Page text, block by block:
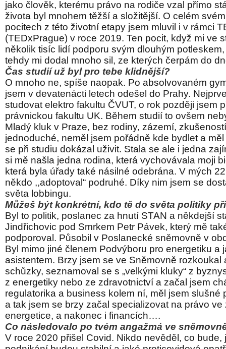
jako člověk, kterému právo na rodiče vzal přímo
života byl mnohem těžší a složitější. O celém
pocitech z této životní etapy jsem mluvil i v rámci
(TEDxPrague) v roce 2019. Ten pocit, když mi ve
několik tisíc lidí podporu svým dlouhým
tehdy mi dodal mnoho sil, ze kterých čerpám do
Čas studií už byl pro tebe klidnější?
O mnoho ne, spíše naopak. Po absolvovaném
jsem v devatenácti letech odešel do Prahy.
studovat elektro fakultu ČVUT, o rok později jsem
právnickou fakultu UK. Během studií to ovšem
Mladý kluk v Praze, bez rodiny, zázemí,
jednoduché, neměl jsem pořádně kde bydlet a
se při studiu dokázal uživit. Stala se ale i jedna
si mě našla jedna rodina, která vychovávala moji
která byla úřady také násilné odebrána. V mých
někdo ,,adoptoval“ podruhé. Díky nim jsem se
světa lobbingu.
Můžeš být konkrétní, kdo tě do světa politiky
Byl to politik, poslanec za hnutí STAN a někdejší
Jindřichovic pod Smrkem Petr Pávek, který mě
podporoval. Působil v Poslanecké sněmovně v
Byl mimo jiné členem Podvýboru pro energetiku a
asistentem. Brzy jsem se ve Sněmovně rozkoukal
schůzky, seznamoval se s „velkými kluky“ z
z energetiky nebo ze zdravotnictví a začal jsem
regulatorika a business kolem ní, měl jsem slušné
a tak jsem se brzy začal specializovat na právo ve
energetice, a nakonec i financích….
Co následovalo po tvém angažmá ve
V roce 2020 přišel Covid. Nikdo nevěděl, co bude,